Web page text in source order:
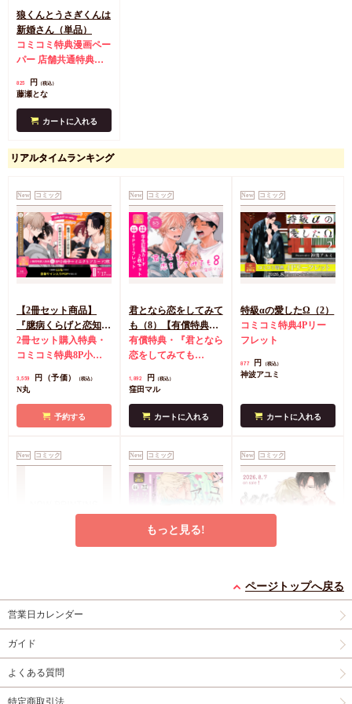
狼くんとうさぎくんは
新婚さん（単品）
コミコミ特典漫画ペー
パー 店舗共通特典ペ
825 円 （税込）
藤瀬とな
カートに入れる
リアルタイムランキング
New コミック
【2冊セット商品】
『臆病くらげと恋知ら
ず【有償】+柴崎さん
のケモノみち【有
約キャンペーン(抽■
2冊セット購入特典・
コミコミ特典8P小冊
2枚
有償特典・『臆病
となの公式同人誌
償特典・『柴崎さんの
アクリルカードキーホ
店舗共通特典ペ
3,559 円（予価） （税込）
N丸
予約する
New コミック
君となら恋をしてみて
も（8）【有償特典・
学生証風カード2枚セ
ット】
有償特典・『君となら
恋をしてみても
ド2枚セット
1,892 円 （税込）
窪田マル
カートに入れる
New コミック
特級αの愛したΩ（2）
コミコミ特典4Pリー
フレット
877 円 （税込）
神波アユミ
カートに入れる
New コミック
小冊子＋箔押しA5ア
クリルボード】
有償特典・『エンドロ
ールは地獄まで
（3）』小冊子 有償特
典・『エンドロールは
地獄まで（3）』箔押
しA5アクリルボード
コミコミ特典8P小冊
3,894
三ツ星しずく
予約する
New コミック
有償特典・『シュガー
コミコミ特典4Pリー
典ミニイラストカード
New コミック
特典・小冊子】
有償特典・『うなじに
もっと見る!
ページトップへ戻る
営業日カレンダー
ガイド
よくある質問
特定商取引法